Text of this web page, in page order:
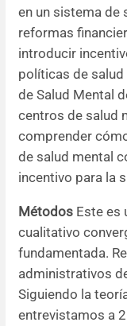
en un sistema de
reformas
introducir
políticas de salud
de Salud Mental
centros de salud
comprender
de salud mental
incentivo para la
Métodos Este es
cualitativo
fundamentada.
administrativos
Siguiendo la
entrevistamos a